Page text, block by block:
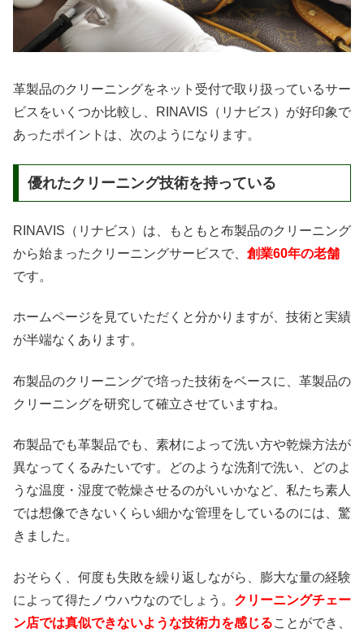
革製品のクリーニングをネット受付で取り扱っているサー
ビスをいくつか比較し、RINAVIS（リナビス）が好印象で
あったポイントは、次のようになります。
優れたクリーニング技術を持っている
RINAVIS（リナビス）は、もともと布製品のクリーニング
から始まったクリーニングサービスで、 創業60年の老舗
です。
ホームページを見ていただくと分かりますが、技術と実績
が半端なくあります。
布製品のクリーニングで培った技術をベースに、革製品の
クリーニングを研究して確立させていますね。
布製品でも革製品でも、素材によって洗い方や乾燥方法が
異なってくるみたいです。どのような洗剤で洗い、どのよ
うな温度・湿度で乾燥させるのがいいかなど、私たち素人
では想像できないくらい細かな管理をしているのには、驚
きました。
おそらく、何度も失敗を繰り返しながら、膨大な量の経験
によって得たノウハウなのでしょう。 クリーニングチェー
ン店では真似できないような技術力を感じることができ、